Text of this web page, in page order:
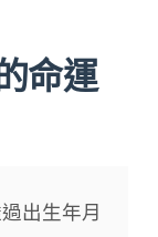
命運
出生年月